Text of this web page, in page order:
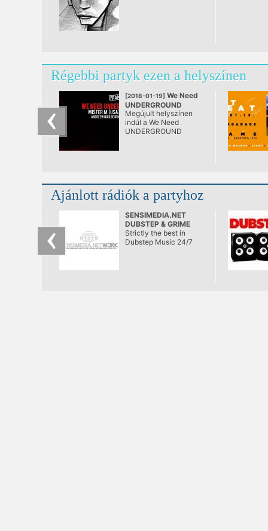
Régebbi partyk ezen a helyszínen
[2018-01-19] We Need
UNDERGROUND
@ FRAME
Megújult helyszínen
indúl a We Need
UNDERGROUND
Ajánlott rádiók a partyhoz
SENSIMEDIA.NET
DUBSTEP & GRIME
RADIO
Strictly the best in
Dubstep Music 24/7